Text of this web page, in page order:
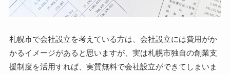
札幌市で会社設立を考えている方は、会社設立には費用がか
かるイメージがあると思いますが、実は札幌市独自の創業支
援制度を活用すれば、実質無料で会社設立ができてしまいま